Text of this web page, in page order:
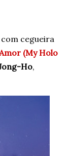
no processo.
do...cegueira
(My Holo
Ho,